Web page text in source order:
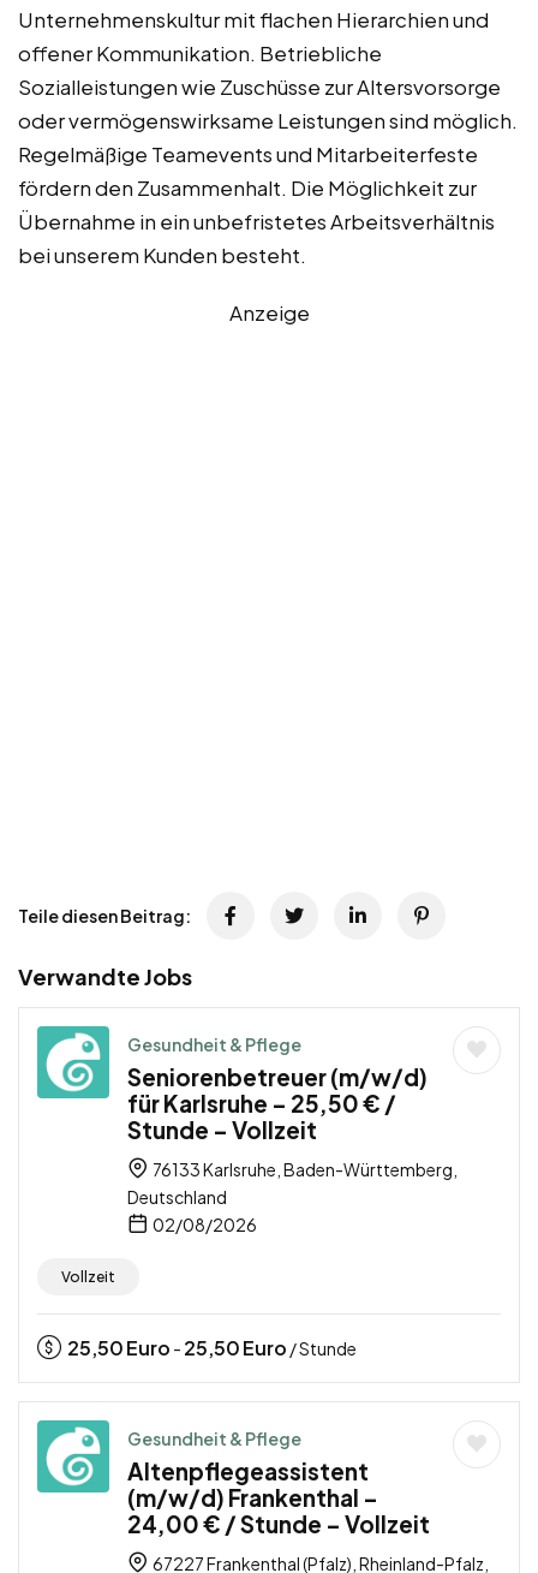
Unternehmenskultur mit flachen Hierarchien und
offener Kommunikation. Betriebliche
Sozialleistungen wie Zuschüsse zur Altersvorsorge
oder vermögenswirksame Leistungen sind möglich.
Regelmäßige Teamevents und Mitarbeiterfeste
fördern den Zusammenhalt. Die Möglichkeit zur
Übernahme in ein unbefristetes Arbeitsverhältnis
bei unserem Kunden besteht.
Anzeige
Teile diesen Beitrag:
Verwandte Jobs
Gesundheit & Pflege
Seniorenbetreuer (m/w/d)
für Karlsruhe – 25,50 € /
Stunde – Vollzeit
76133 Karlsruhe, Baden-Württemberg,
Deutschland
02/08/2026
Vollzeit
25,50Euro - 25,50Euro / Stunde
Gesundheit & Pflege
Altenpflegeassistent
(m/w/d) Frankenthal –
24,00 € / Stunde – Vollzeit
67227 Frankenthal (Pfalz), Rheinland-Pfalz,